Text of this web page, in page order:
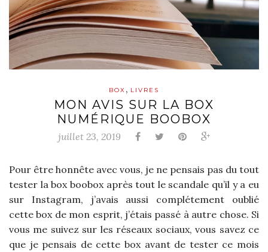
BOX , LIVRES
MON AVIS SUR LA BOX
NUMÉRIQUE BOOBOX
juillet 23, 2019
Pour être honnête avec vous, je ne pensais pas du tout
tester la box boobox après tout le scandale qu’il y a eu
sur Instagram, j’avais aussi complétement oublié
cette box de mon esprit, j’étais passé à autre chose. Si
vous me suivez sur les réseaux sociaux, vous savez ce
que je pensais de cette box avant de tester ce mois